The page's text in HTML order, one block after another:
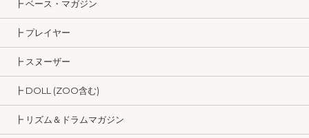
┣ ベース・マガジン
┣ プレイヤー
┣ スヌーザー
┣ DOLL (ZOO含む)
┣ リズム＆ドラムマガジン